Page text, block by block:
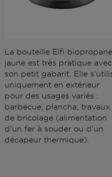
La bouteille Elfi biopropane
jaune est très pratique avec
son petit gabarit. Elle
uniquement en extérieur
pour des usages variés :
barbecue, plancha, travaux
de bricolage (alimentation
d'un fer à souder ou d'un
décapeur thermique).